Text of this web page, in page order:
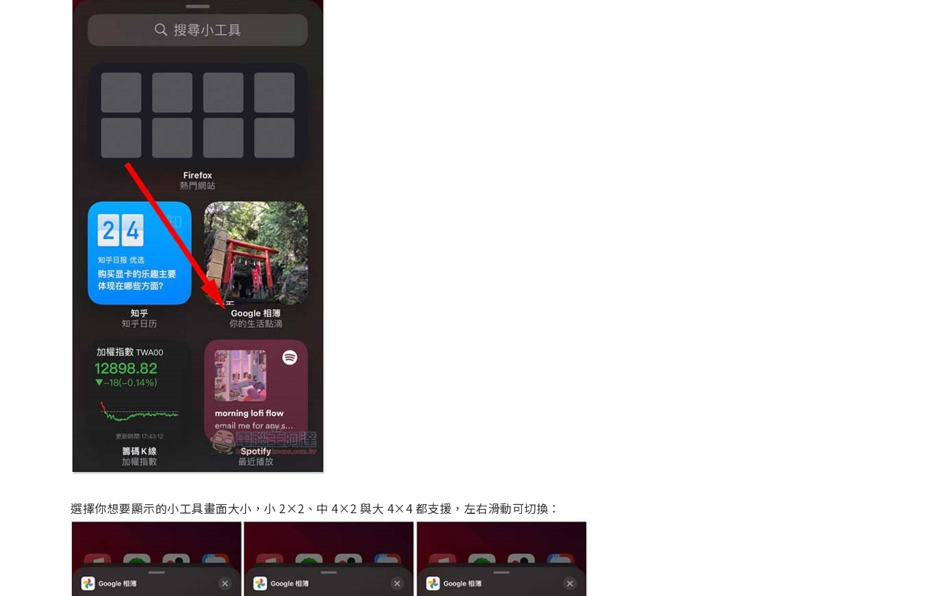
選擇你想要顯示的小工具畫面大小，小 2×2、中 4×2 與大 4×4 都支援，左右滑動可切換：